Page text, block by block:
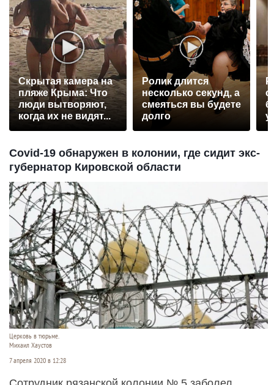
Скрытая камера на
пляже Крыма: Что
люди вытворяют,
когда их не видят...
Ролик длится
несколько секунд, а
смеяться вы будете
долго
Covid-19 обнаружен в колонии, где сидит экс-
губернатор Кировской области
Церковь в тюрьме.
Михаил Хаустов
7 апреля 2020 в 12:28